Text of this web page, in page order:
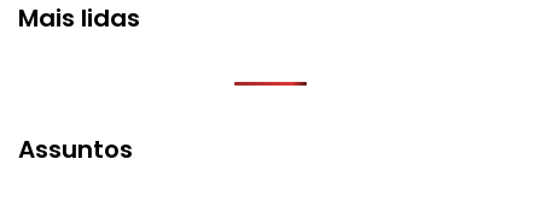
Mais lidas
Assuntos